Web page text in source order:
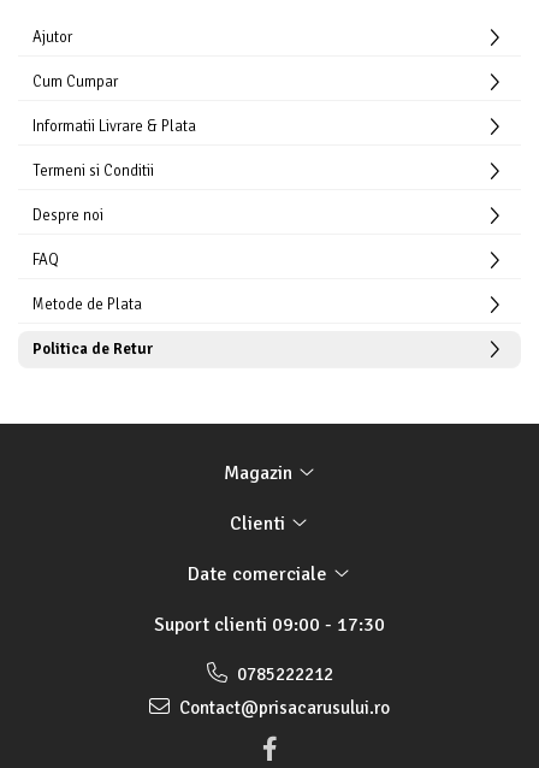
Ajutor
Cum Cumpar
Informatii Livrare & Plata
Termeni si Conditii
Despre noi
FAQ
Metode de Plata
Politica de Retur
Magazin
Clienti
Date comerciale
Suport clienti 09:00 - 17:30
0785222212
Contact@prisacarusului.ro